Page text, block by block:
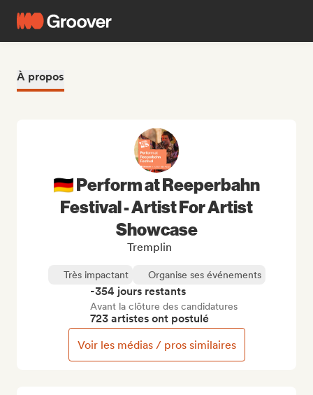
À propos
🇩🇪 Perform at Reeperbahn
Festival - Artist For Artist
Showcase
Tremplin
Très impactant Organise ses événements
-354 jours restants
Avant la clôture des candidatures
723 artistes ont postulé
Voir les médias / pros similaires